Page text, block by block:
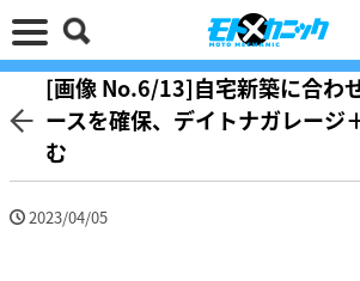
[画像 No.6/13]自宅新築に合わ
ースを確保、デイトナガレージ
む
2023/04/05